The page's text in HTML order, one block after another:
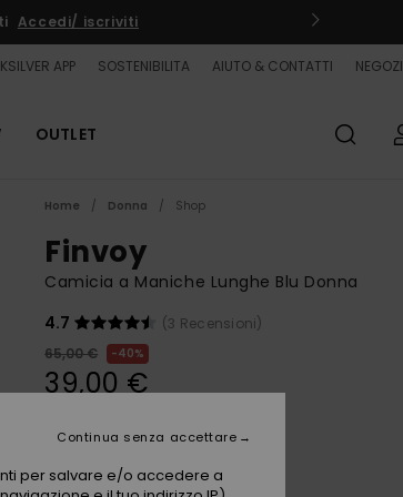
Accedi/ iscriviti
APP SOSTENIBILITA AIUTO & CONTATTI NEGOZI
OUTLET
Home Donna Shop
Finvoy
Camicia a Maniche Lunghe Blu Donna
4.7
(3 Recensioni)
65,00 €
40%
39,00 €
ColoriRiviera Vertical Stripes
per salvare e/o accedere a
Continua senza accettare